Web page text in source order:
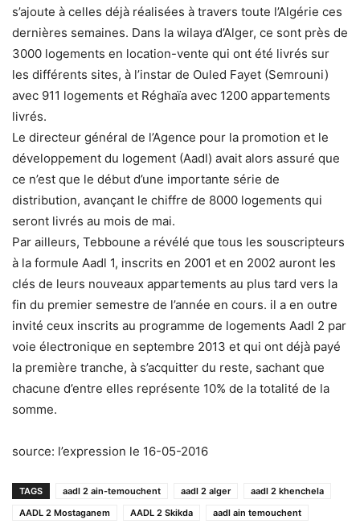
s’ajoute à celles déjà réalisées à travers toute l’Algérie ces
dernières semaines. Dans la wilaya d’Alger, ce sont près de
3000 logements en location-vente qui ont été livrés sur
les différents sites, à l’instar de Ouled Fayet (Semrouni)
avec 911 logements et Réghaïa avec 1200 appartements
livrés.
Le directeur général de l’Agence pour la promotion et le
développement du logement (Aadl) avait alors assuré que
ce n’est que le début d’une importante série de
distribution, avançant le chiffre de 8000 logements qui
seront livrés au mois de mai.
Par ailleurs, Tebboune a révélé que tous les souscripteurs
à la formule Aadl 1, inscrits en 2001 et en 2002 auront les
clés de leurs nouveaux appartements au plus tard vers la
fin du premier semestre de l’année en cours. il a en outre
invité ceux inscrits au programme de logements Aadl 2 par
voie électronique en septembre 2013 et qui ont déjà payé
la première tranche, à s’acquitter du reste, sachant que
chacune d’entre elles représente 10% de la totalité de la
somme.
source: l’expression le 16-05-2016
TAGS aadl 2 ain-temouchent aadl 2 alger
aadl 2 khenchela
AADL 2 Mostaganem
AADL 2 Skikda
aadl ain temouchent